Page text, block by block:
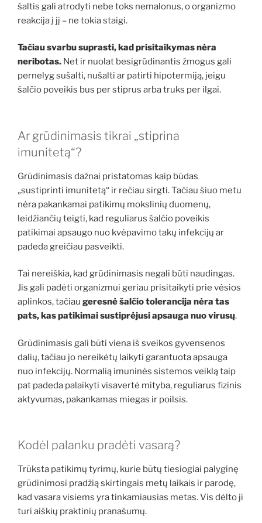
šaltis gali atrodyti nebe toks nemalonus, o organizmo
reakcija į jį – ne tokia staigi.
Tačiau svarbu suprasti, kad prisitaikymas nėra
neribotas. Net ir nuolat besigrūdinantis žmogus gali
pernelyg sušalti, nušalti ar patirti hipotermiją, jeigu
šalčio poveikis bus per stiprus arba truks per ilgai.
Ar grūdinimasis tikrai „stiprina
imunitetą“?
Grūdinimasis dažnai pristatomas kaip būdas
„sustiprinti imunitetą“ ir rečiau sirgti. Tačiau šiuo metu
nėra pakankamai patikimų mokslinių duomenų,
leidžiančių teigti, kad reguliarus šalčio poveikis
patikimai apsaugo nuo kvėpavimo takų infekcijų ar
padeda greičiau pasveikti.
Tai nereiškia, kad grūdinimasis negali būti naudingas.
Jis gali padėti organizmui geriau prisitaikyti prie vėsios
aplinkos, tačiau geresnė šalčio tolerancija nėra tas
pats, kas patikimai sustiprėjusi apsauga nuo virusų.
Grūdinimasis gali būti viena iš sveikos gyvensenos
dalių, tačiau jo nereikėtų laikyti garantuota apsauga
nuo infekcijų. Normalią imuninės sistemos veiklą taip
pat padeda palaikyti visavertė mityba, reguliarus fizinis
aktyvumas, pakankamas miegas ir poilsis.
Kodėl palanku pradėti vasarą?
Trūksta patikimų tyrimų, kurie būtų tiesiogiai palyginę
grūdinimosi pradžią skirtingais metų laikais ir parodę,
kad vasara visiems yra tinkamiausias metas. Vis dėlto ji
turi aiškių praktinių pranašumų.